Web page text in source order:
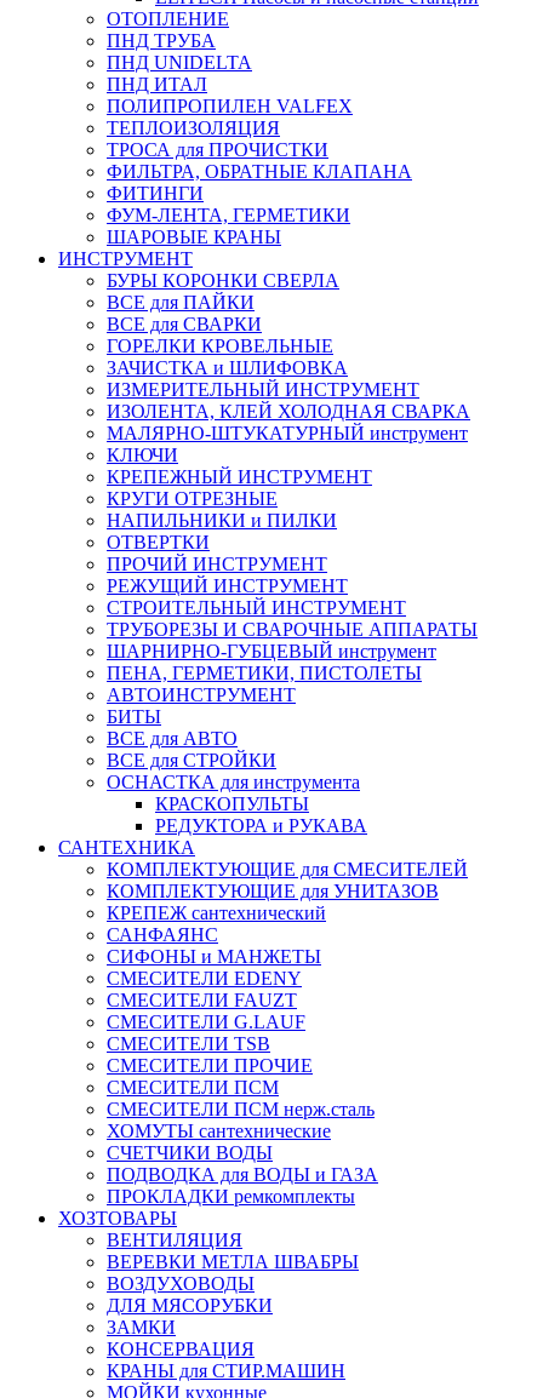
ОТОПЛЕНИЕ
ПНД ТРУБА
ПНД UNIDELTA
ПНД ИТАЛ
ПОЛИПРОПИЛЕН VALFEX
ТЕПЛОИЗОЛЯЦИЯ
ТРОСА для ПРОЧИСТКИ
ФИЛЬТРА, ОБРАТНЫЕ КЛАПАНА
ФИТИНГИ
ФУМ-ЛЕНТА, ГЕРМЕТИКИ
ШАРОВЫЕ КРАНЫ
ИНСТРУМЕНТ
БУРЫ КОРОНКИ СВЕРЛА
ВСЕ для ПАЙКИ
ВСЕ для СВАРКИ
ГОРЕЛКИ КРОВЕЛЬНЫЕ
ЗАЧИСТКА и ШЛИФОВКА
ИЗМЕРИТЕЛЬНЫЙ ИНСТРУМЕНТ
ИЗОЛЕНТА, КЛЕЙ ХОЛОДНАЯ СВАРКА
МАЛЯРНО-ШТУКАТУРНЫЙ инструмент
КЛЮЧИ
КРЕПЕЖНЫЙ ИНСТРУМЕНТ
КРУГИ ОТРЕЗНЫЕ
НАПИЛЬНИКИ и ПИЛКИ
ОТВЕРТКИ
ПРОЧИЙ ИНСТРУМЕНТ
РЕЖУЩИЙ ИНСТРУМЕНТ
СТРОИТЕЛЬНЫЙ ИНСТРУМЕНТ
ТРУБОРЕЗЫ И СВАРОЧНЫЕ АППАРАТЫ
ШАРНИРНО-ГУБЦЕВЫЙ инструмент
ПЕНА, ГЕРМЕТИКИ, ПИСТОЛЕТЫ
АВТОИНСТРУМЕНТ
БИТЫ
ВСЕ для АВТО
ВСЕ для СТРОЙКИ
ОСНАСТКА для инструмента
КРАСКОПУЛЬТЫ
РЕДУКТОРА и РУКАВА
САНТЕХНИКА
КОМПЛЕКТУЮЩИЕ для СМЕСИТЕЛЕЙ
КОМПЛЕКТУЮЩИЕ для УНИТАЗОВ
КРЕПЕЖ сантехнический
САНФАЯНС
СИФОНЫ и МАНЖЕТЫ
СМЕСИТЕЛИ EDENY
СМЕСИТЕЛИ FAUZT
СМЕСИТЕЛИ G.LAUF
СМЕСИТЕЛИ TSB
СМЕСИТЕЛИ ПРОЧИЕ
СМЕСИТЕЛИ ПСМ
СМЕСИТЕЛИ ПСМ нерж.сталь
ХОМУТЫ сантехнические
СЧЕТЧИКИ ВОДЫ
ПОДВОДКА для ВОДЫ и ГАЗА
ПРОКЛАДКИ ремкомплекты
ХОЗТОВАРЫ
ВЕНТИЛЯЦИЯ
ВЕРЕВКИ МЕТЛА ШВАБРЫ
ВОЗДУХОВОДЫ
ДЛЯ МЯСОРУБКИ
ЗАМКИ
КОНСЕРВАЦИЯ
КРАНЫ для СТИР.МАШИН
МОЙКИ кухонные